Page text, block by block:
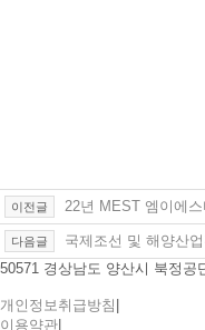
이전글 22년 MEST 엠이에
다음글
국제조선 및 해양산
50571 경상남도 양산시 북정공
개인정보취급방침
이용약관